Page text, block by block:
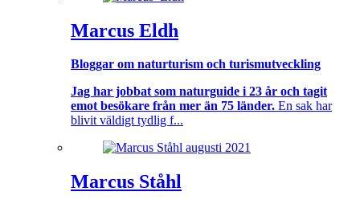
Marcus Eldh
Bloggar om naturturism och turismutveckling
Jag har jobbat som naturguide i 23 år och tagit
emot besökare från mer än 75 länder. En sak har
blivit väldigt tydlig f...
Marcus Ståhl